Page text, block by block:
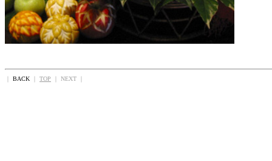
BACK TOP ｜ NEXT ｜